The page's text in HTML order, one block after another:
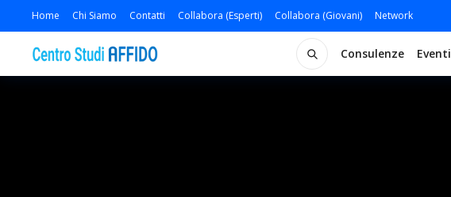
Home Chi Siamo Contatti Collabora (Esperti) Collabora (Giovani) Network
Consulenze Eventi